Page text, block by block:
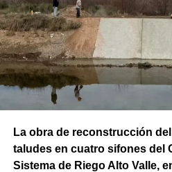
La obra de reconstrucción
taludes en cuatro sifones del
Sistema de Riego Alto Valle,